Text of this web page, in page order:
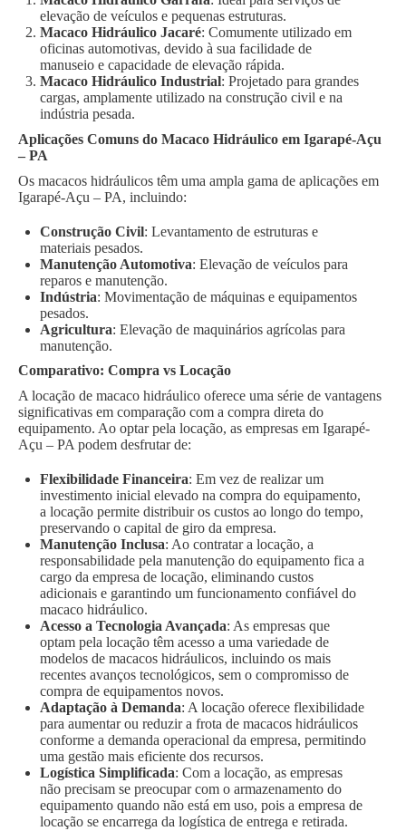
elevação de veículos e pequenas estruturas.
Macaco Hidráulico Jacaré: Comumente utilizado em
oficinas automotivas, devido à sua facilidade de
manuseio e capacidade de elevação rápida.
Macaco Hidráulico Industrial: Projetado para grandes
cargas, amplamente utilizado na construção civil e na
indústria pesada.
Aplicações Comuns do Macaco Hidráulico em Igarapé-Açu
– PA
Os macacos hidráulicos têm uma ampla gama de aplicações em
Igarapé-Açu – PA, incluindo:
Construção Civil: Levantamento de estruturas e
materiais pesados.
Manutenção Automotiva: Elevação de veículos para
reparos e manutenção.
Indústria: Movimentação de máquinas e equipamentos
pesados.
Agricultura: Elevação de maquinários agrícolas para
manutenção.
Comparativo: Compra vs Locação
A locação de macaco hidráulico oferece uma série de vantagens
significativas em comparação com a compra direta do
equipamento. Ao optar pela locação, as empresas em Igarapé-
Açu – PA podem desfrutar de:
Flexibilidade Financeira: Em vez de realizar um
investimento inicial elevado na compra do equipamento,
a locação permite distribuir os custos ao longo do tempo,
preservando o capital de giro da empresa.
Manutenção Inclusa: Ao contratar a locação, a
responsabilidade pela manutenção do equipamento fica a
cargo da empresa de locação, eliminando custos
adicionais e garantindo um funcionamento confiável do
macaco hidráulico.
Acesso a Tecnologia Avançada: As empresas que
optam pela locação têm acesso a uma variedade de
modelos de macacos hidráulicos, incluindo os mais
recentes avanços tecnológicos, sem o compromisso de
compra de equipamentos novos.
Adaptação à Demanda: A locação oferece flexibilidade
para aumentar ou reduzir a frota de macacos hidráulicos
conforme a demanda operacional da empresa, permitindo
uma gestão mais eficiente dos recursos.
Logística Simplificada: Com a locação, as empresas
não precisam se preocupar com o armazenamento do
equipamento quando não está em uso, pois a empresa de
locação se encarrega da logística de entrega e retirada.